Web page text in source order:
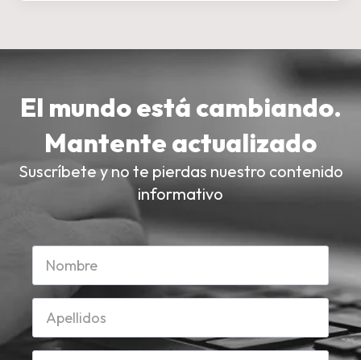
El mundo está cambiando.
Mantente actualizado
Suscríbete y no te pierdas nuestro contenido
informativo